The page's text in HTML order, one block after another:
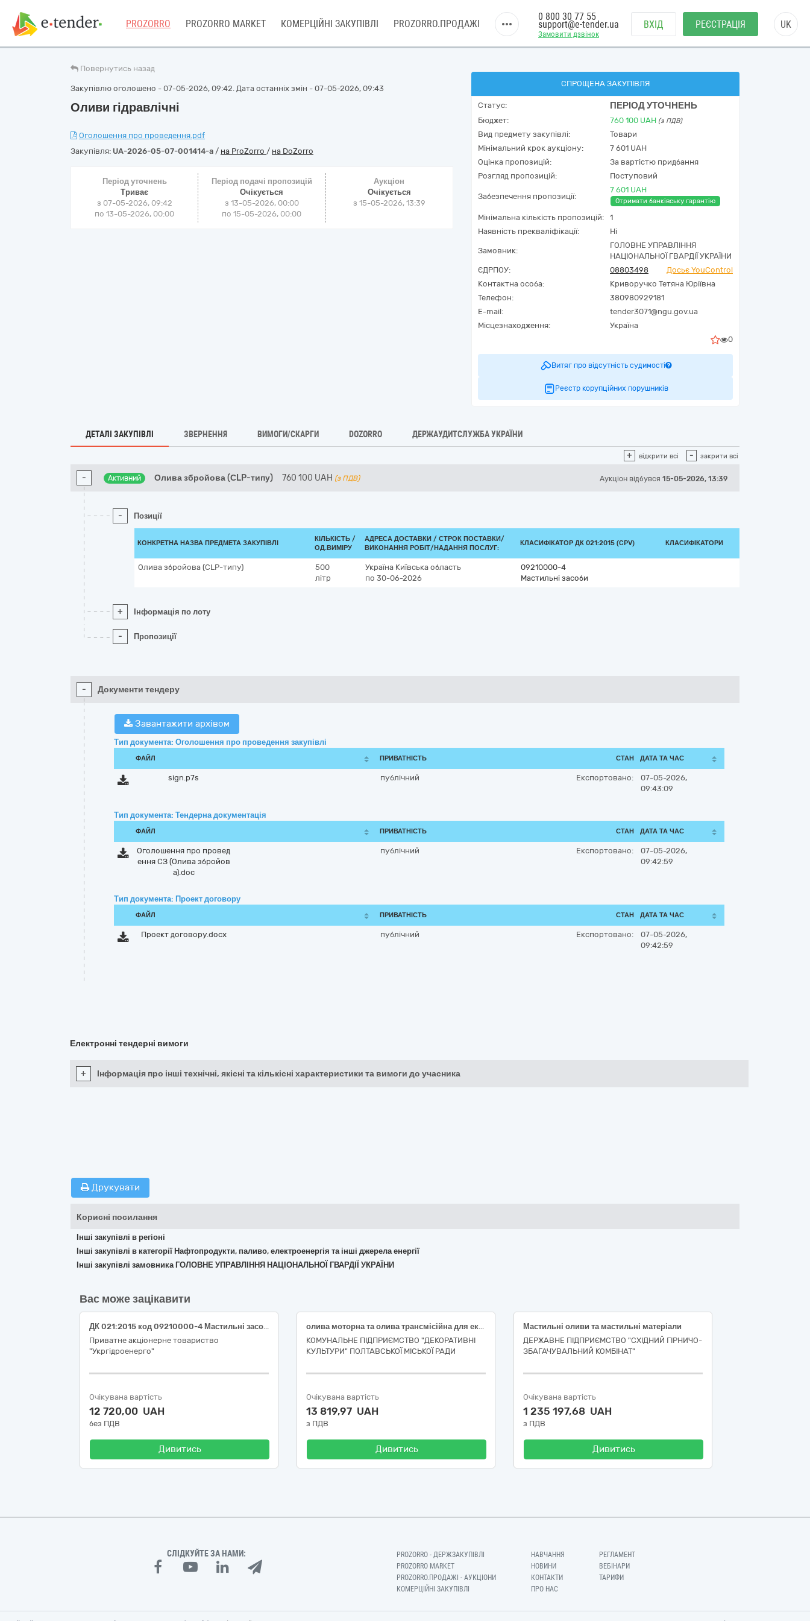
PROZORRO PROZORRO MARKET КОМЕРЦІЙНІ ЗАКУПІВЛІ PROZORRO.ПРОДАЖІ
Замовити дзвінок
0 800 30 77 55
support@e-tender.ua ВХІД РЕЄСТРАЦІЯ UK
Повернутись назад
Закупівлю оголошено - 07-05-2026, 09:42. Дата останніх змін - 07-05-2026, 09:43
Оливи гідравлічні
Оголошення про проведення.pdf
Закупівля: UA-2026-05-07-001414-a / на ProZorro / на DoZorro
Період уточнень
Триває
з 07-05-2026, 09:42
по 13-05-2026, 00:00
Період подачі пропозицій
Очікується
з 13-05-2026, 00:00
по 15-05-2026, 00:00
Аукціон
Очікується
з 15-05-2026, 13:39
СПРОЩЕНА ЗАКУПІВЛЯ
Статус: ПЕРІОД УТОЧНЕНЬ
Бюджет: 760 100 UAH (з ПДВ)
Вид предмету закупівлі:
Товари
Мінімальний крок аукціону:
7 601 UAH
Оцінка пропозицій:
За вартістю придбання
Розгляд пропозицій:
Поступовий
Забезпечення пропозиції:
7 601 UAH
Отримати банківську гарантію
Мінімальна кількість пропозицій:
1
Наявність прекваліфікації:
Ні
Замовник:
ГОЛОВНЕ УПРАВЛІННЯ
НАЦІОНАЛЬНОЇ ГВАРДІЇ УКРАЇНИ
ЄДРПОУ:
08803498
Досьє YouControl
Контактна особа:
Криворучко Тетяна Юріївна
Телефон:
380980929181
E-mail:
tender3071@ngu.gov.ua
Місцезнаходження:
Україна
0
Витяг про відсутність судимості
Реєстр корупційних порушників
ДЕТАЛІ ЗАКУПІВЛІ ЗВЕРНЕННЯ ВИМОГИ/СКАРГИ DOZORRO ДЕРЖАУДИТСЛУЖБА УКРАЇНИ
+ відкрити всі - закрити всі
- Активний Олива збройова (СLP-типу) 760 100 UAH (з ПДВ) Аукціон відбувся 15-05-2026, 13:39
- Позиції
КОНКРЕТНА НАЗВА ПРЕДМЕТА ЗАКУПІВЛІ
КІЛЬКІСТЬ /
ОД.ВИМІРУ
АДРЕСА ДОСТАВКИ / СТРОК ПОСТАВКИ/
ВИКОНАННЯ РОБІТ/НАДАННЯ ПОСЛУГ:
КЛАСИФІКАТОР ДК 021:2015 (CPV) КЛАСИФІКАТОРИ
Олива збройова (СLP-типу)
500
літр
Україна Київська область
по 30-06-2026
09210000-4
Мастильні засоби
+ Інформація по лоту
- Пропозиції
- Документи тендеру
Завантажити архівом
Тип документа: Оголошення про проведення закупівлі
ФАЙЛ ПРИВАТНІСТЬ СТАН ДАТА ТА ЧАС
sign.p7s публічний Експортовано:
07-05-2026,
09:43:09
Тип документа: Тендерна документація
ФАЙЛ ПРИВАТНІСТЬ СТАН ДАТА ТА ЧАС
Оголошення про провед
ення СЗ (Олива збройов
а).doc
публічний Експортовано:
07-05-2026,
09:42:59
Тип документа: Проект договору
ФАЙЛ ПРИВАТНІСТЬ СТАН ДАТА ТА ЧАС
Проект договору.docx публічний Експортовано:
07-05-2026,
09:42:59
Електронні тендерні вимоги
+ Інформація про інші технічні, якісні та кількісні характеристики та вимоги до учасника
Друкувати
Корисні посилання
Інші закупівлі в регіоні
Інші закупівлі в категорії Нафтопродукти, паливо, електроенергія та інші джерела енергії
Інші закупівлі замовника ГОЛОВНЕ УПРАВЛІННЯ НАЦІОНАЛЬНОЇ ГВАРДІЇ УКРАЇНИ
Вас може зацікавити
ДК 021:2015 код 09210000-4 Мастильні засоби (Мастило для філії "Дністровська ГЕС" ПрАТ "Укргідроенерго")
Приватне акціонерне товариство
"Укргідроенерго"
Очікувана вартість
12 720,00 UAH
без ПДВ
Дивитись
олива моторна та олива трансмісійна для екскаватора JCB 3CX SITEMASTER
КОМУНАЛЬНЕ ПІДПРИЄМСТВО "ДЕКОРАТИВНІ
КУЛЬТУРИ" ПОЛТАВСЬКОЇ МІСЬКОЇ РАДИ
Очікувана вартість
13 819,97 UAH
з ПДВ
Дивитись
Мастильні оливи та мастильні матеріали
ДЕРЖАВНЕ ПІДПРИЄМСТВО "СХІДНИЙ ГІРНИЧО-
ЗБАГАЧУВАЛЬНИЙ КОМБІНАТ"
Очікувана вартість
1 235 197,68 UAH
з ПДВ
Дивитись
СЛІДКУЙТЕ ЗА НАМИ:
PROZORRO - ДЕРЖЗАКУПІВЛІ
PROZORRO MARKET
PROZORRO.ПРОДАЖІ - АУКЦІОНИ
КОМЕРЦІЙНІ ЗАКУПІВЛІ
НАВЧАННЯ
НОВИНИ
КОНТАКТИ
ПРО НАС
РЕГЛАМЕНТ
ВЕБІНАРИ
ТАРИФИ